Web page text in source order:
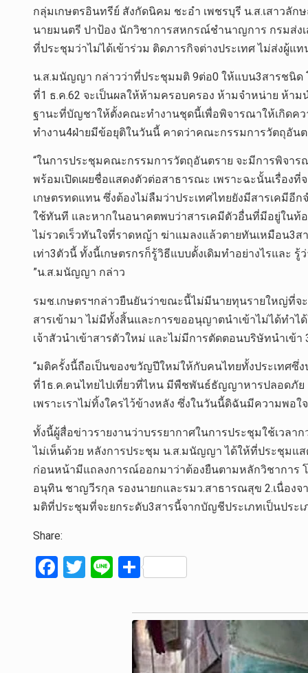
กลุ่มเกษตรอินทรีย์ สังกัดนิคม ชะอำ เพชรบุรี น.ส.เสาว
นายมนตรี ปาป้อง นักวิชาการสหกรณ์ชำนาญการ กรมส่
ที่ประชุมว่าไม่ได้เข้าร่วม ติดภารกิจต่างประเทศ ไม่ส่งผู้แท
น.ส.มนัญญา กล่าวว่าที่ประชุมมติ 9ต่อ0 ให้แบน3สารชนิด
ที่1 ธ.ค.62 จะเป็นผลให้ห้ามครอบครอง ห้ามจำหน่าย ห้า
ฐานะที่บัญชาให้ตั้งคณะทำงานชุดนี้เพื่อพิจารณาให้เกิดค
ทำงาน4ฝ่ายมีข้อยุติในวันนี้ คาดว่าคณะกรรมการวัตถุอัน
“ในการประชุมคณะกรรมการวัตถุอันตราย จะมีการพิจา
พร้อมเปิดเผยชื่อแสดงตัวต่อสาธารณะ เพราะฉะนั้นเรื่อง
เกษตรทดแทน ซึ่งต้องไม่ลืมว่าประเทศไทยยังมีสารเคมีอี
ใช้ทันที และหากในอนาคตพบว่าสารเคมีตัวอื่นที่มีอยู่ในท้
ไม่รวดเร็วทันใจที่ราดหญ้า ฆ่าแมลงแล้วตายทันเหมือน3ส
เท่า3ตัวนี้ ทั้งนี้เกษตรกรก็รู้วิธีแบบดั้งเดิมทำอย่างไรและ
”น.ส.มนัญญา กล่าว
รมช.เกษตรฯกล่าวยืนยันว่าขณะนี้ไม่มีนายทุนรายใหญ่ที่จ
สารเข้ามา ไม่มีทั้งสิ้นและการขออนุญาตนำเข้าไม่ได้ทำ
เจ้าสัวนำเข้าสารตัวใหม่ และไม่มีการตัดตอนบริษัทนำเข้
“มติครั้งนี้ถือเป็นของขวัญปีใหม่ให้กับคนไทยทั้งประเทศ
ที่1ธ.ค.คนไทยไปเที่ยวที่ไหน มีพืชพันธ์ธัญญาหารปลอดภัย
เพราะเราไม่ทิ้งใครไว้ข้างหลัง ซึ่งในวันนี้ดิฉันมีความพอ
ทั้งนี้ผู้สื่อข่าวรายงานว่าบรรยากาศในการประชุมใช้เวล
ไม่เห็นด้วย หลังการประชุม น.ส.มนัญญา ได้ให้ที่ประชุมแส
ก่อนหน้ามีแถลงการณ์ออกมาว่าต้องยืนตามหลักวิชาการ
อนุทิน ชาญวีรกุล รองนายกและรมว.สาธารณสุข 2.เนื่อง
มติที่ประชุมที่จะยกระดับ3สารนี้จากบัญชีประเภทเป็นประ
Share:
F
T
Li S
ar
e